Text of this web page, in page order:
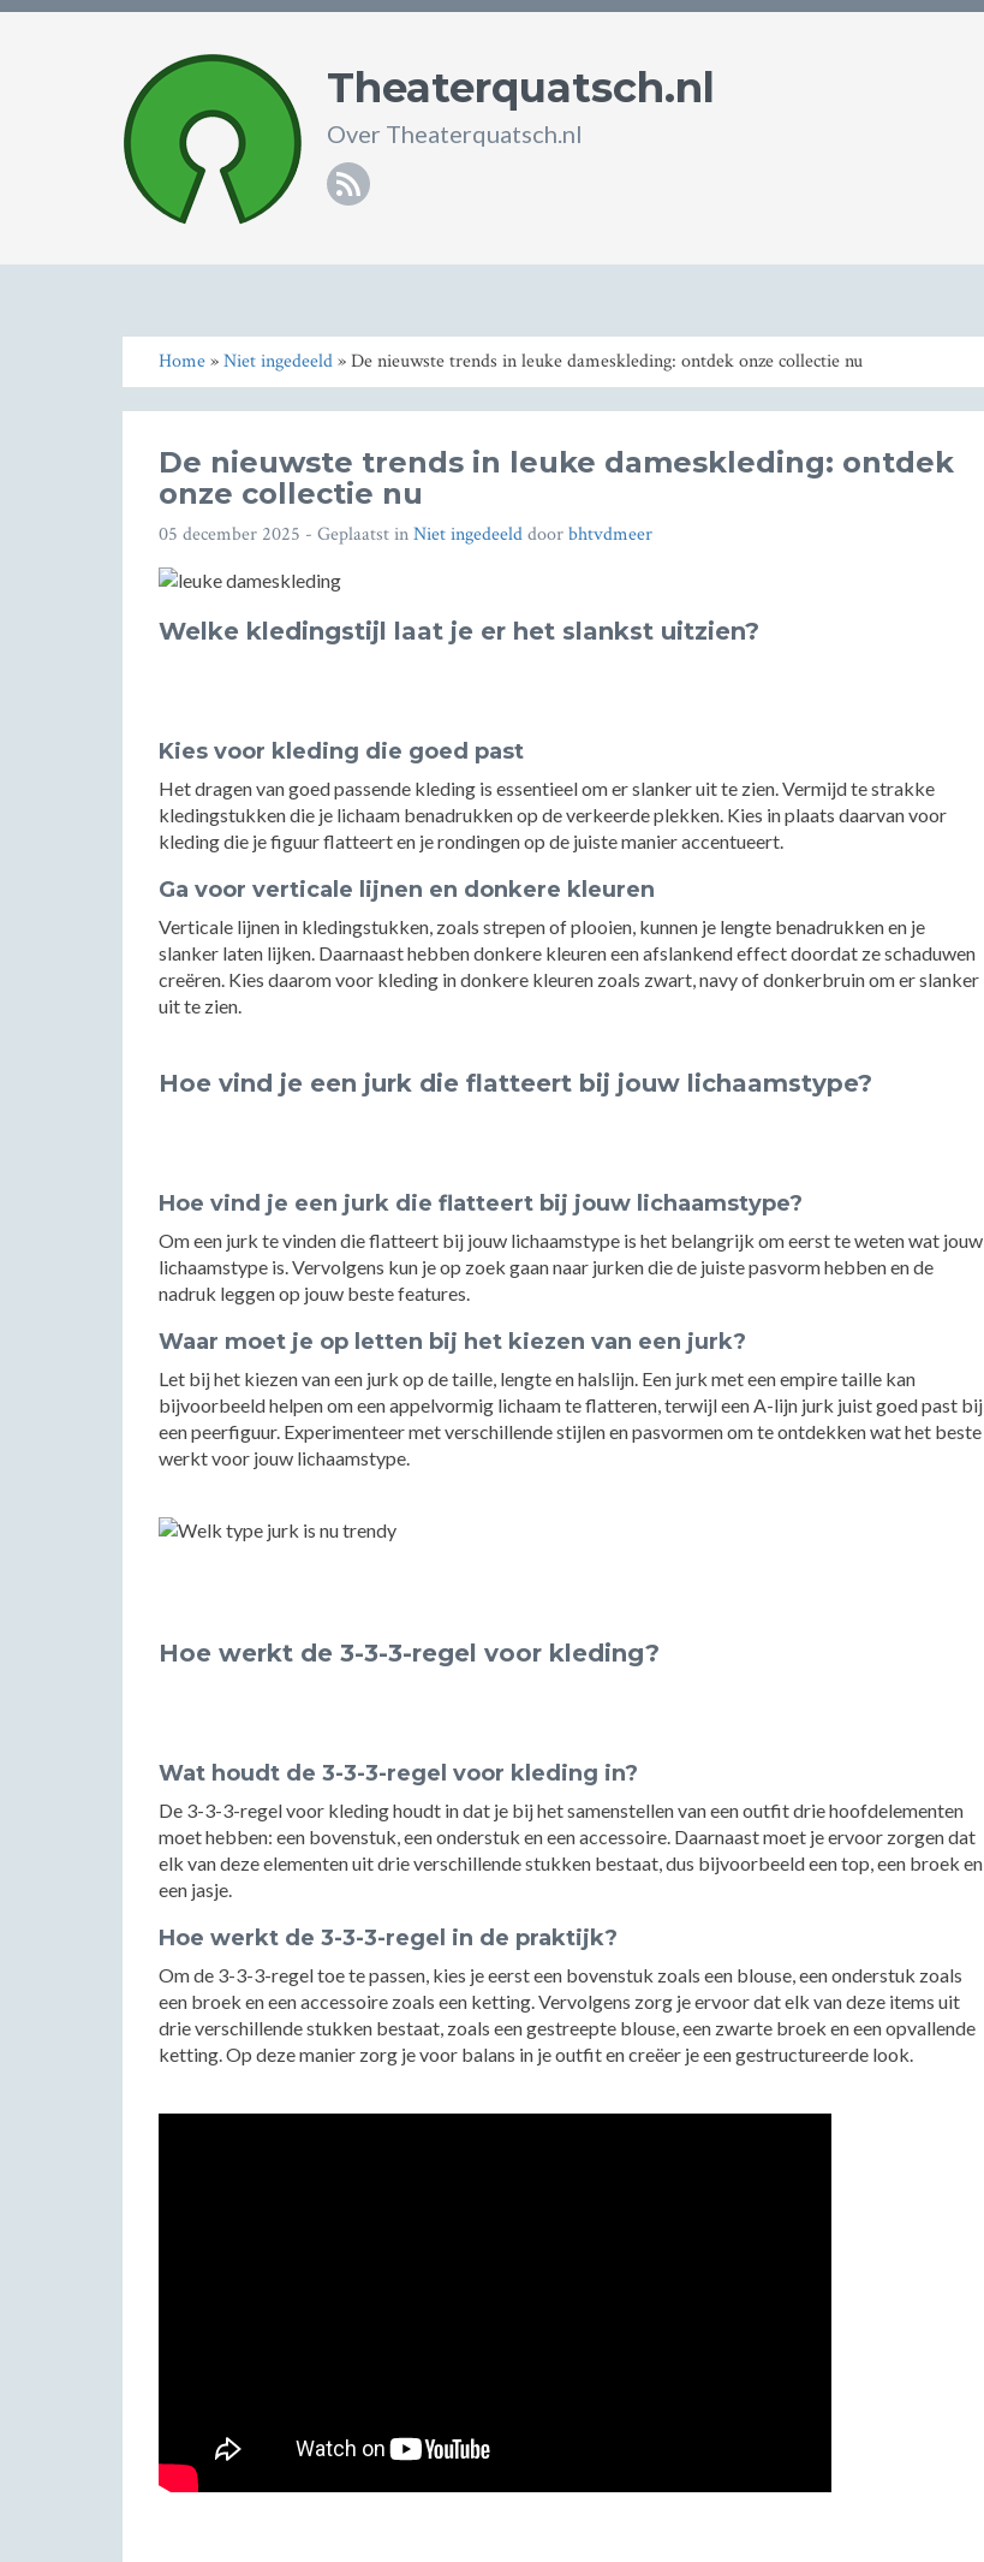
Theaterquatsch.nl
Over Theaterquatsch.nl
RSS
Home»Niet ingedeeld» De nieuwste trends in leuke dameskleding: ontdek onze collectie nu
De nieuwste trends in leuke dameskleding: ontdek
onze collectie nu
05 december 2025 - Geplaatst inNiet ingedeelddoorbhtvdmeer
Welke kledingstijl laat je er het slankst uitzien?
Kies voor kleding die goed past
Het dragen van goed passende kleding is essentieel om er slanker uit te zien. Vermijd te strakke
kledingstukken die je lichaam benadrukken op de verkeerde plekken. Kies in plaats daarvan voor
kleding die je figuur flatteert en je rondingen op de juiste manier accentueert.
Ga voor verticale lijnen en donkere kleuren
Verticale lijnen in kledingstukken, zoals strepen of plooien, kunnen je lengte benadrukken en je
slanker laten lijken. Daarnaast hebben donkere kleuren een afslankend effect doordat ze schaduwen
creëren. Kies daarom voor kleding in donkere kleuren zoals zwart, navy of donkerbruin om er slanker
uit te zien.
Hoe vind je een jurk die flatteert bij jouw lichaamstype?
Hoe vind je een jurk die flatteert bij jouw lichaamstype?
Om een jurk te vinden die flatteert bij jouw lichaamstype is het belangrijk om eerst te weten wat jouw
lichaamstype is. Vervolgens kun je op zoek gaan naar jurken die de juiste pasvorm hebben en de
nadruk leggen op jouw beste features.
Waar moet je op letten bij het kiezen van een jurk?
Let bij het kiezen van een jurk op de taille, lengte en halslijn. Een jurk met een empire taille kan
bijvoorbeeld helpen om een appelvormig lichaam te flatteren, terwijl een A-lijn jurk juist goed past bij
een peerfiguur. Experimenteer met verschillende stijlen en pasvormen om te ontdekken wat het beste
werkt voor jouw lichaamstype.
Hoe werkt de 3-3-3-regel voor kleding?
Wat houdt de 3-3-3-regel voor kleding in?
De 3-3-3-regel voor kleding houdt in dat je bij het samenstellen van een outfit drie hoofdelementen
moet hebben: een bovenstuk, een onderstuk en een accessoire. Daarnaast moet je ervoor zorgen dat
elk van deze elementen uit drie verschillende stukken bestaat, dus bijvoorbeeld een top, een broek en
een jasje.
Hoe werkt de 3-3-3-regel in de praktijk?
Om de 3-3-3-regel toe te passen, kies je eerst een bovenstuk zoals een blouse, een onderstuk zoals
een broek en een accessoire zoals een ketting. Vervolgens zorg je ervoor dat elk van deze items uit
drie verschillende stukken bestaat, zoals een gestreepte blouse, een zwarte broek en een opvallende
ketting. Op deze manier zorg je voor balans in je outfit en creëer je een gestructureerde look.